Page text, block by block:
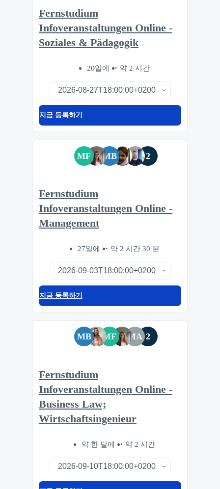
Fernstudium
Infoveranstaltungen Online -
Soziales & Pädagogik
20일에 약 2 시간
지금 등록하기
MF MB 2
Fernstudium
Infoveranstaltungen Online -
Management
27일에 약 2 시간 30 분
지금 등록하기
MB MF MA 2
Fernstudium
Infoveranstaltungen Online -
Business Law;
Wirtschaftsingenieur
약 한 달에 약 2 시간